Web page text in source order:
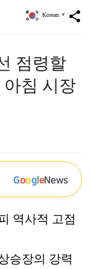
share
Korean ▼
점령할
침 시장
GoogleNews
역사적 고점
승장의 강력